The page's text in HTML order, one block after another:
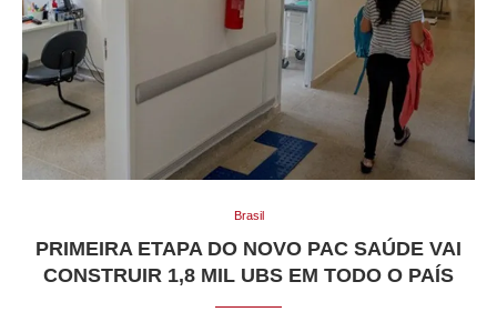
Brasil
PRIMEIRA ETAPA DO NOVO PAC SAÚDE VAI
CONSTRUIR 1,8 MIL UBS EM TODO O PAÍS